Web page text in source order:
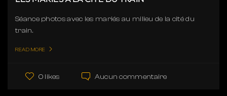
Séance photos avec les mariés au milieu de la cité du
train.
READ MORE
0 likes Aucun commentaire